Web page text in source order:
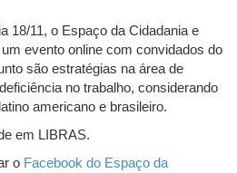
18/11, o Espaço da Cidadania e
evento online com convidados do
são estratégias na área de
no trabalho, considerando
americano e brasileiro.
em LIBRAS.
o Facebook do Espaço da